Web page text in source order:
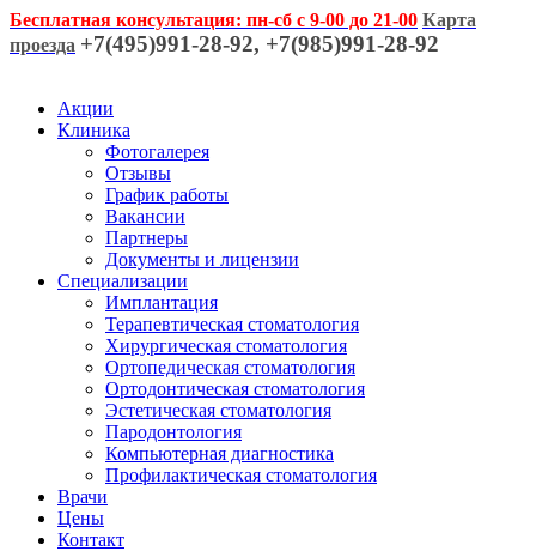
Бесплатная консультация: пн-сб с 9-00 до 21-00 Карта
проезда +7(495)991-28-92, +7(985)991-28-92
Акции
Клиника
Фотогалерея
Отзывы
График работы
Вакансии
Партнеры
Документы и лицензии
Специализации
Имплантация
Терапевтическая стоматология
Хирургическая стоматология
Ортопедическая стоматология
Ортодонтическая стоматология
Эстетическая стоматология
Пародонтология
Компьютерная диагностика
Профилактическая стоматология
Врачи
Цены
Контакт